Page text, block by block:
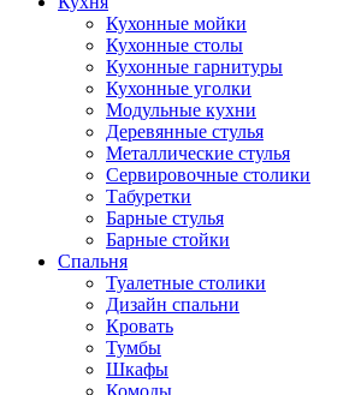
Кухонные мойки
Кухонные столы
Кухонные гарнитуры
Кухонные уголки
Модульные кухни
Деревянные стулья
Металлические стулья
Сервировочные столики
Табуретки
Барные стулья
Барные стойки
Спальня
Туалетные столики
Дизайн спальни
Кровать
Тумбы
Шкафы
Комоды